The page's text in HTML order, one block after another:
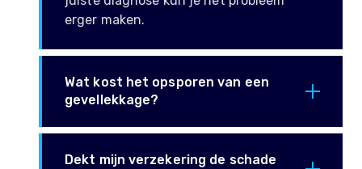
erger maken.
Wat kost het opsporen van een
gevellekkage?
Dekt mijn verzekering de schade